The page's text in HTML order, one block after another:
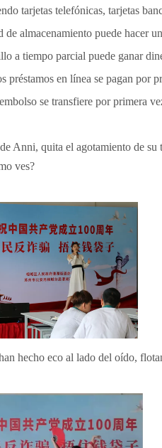
tarjetas telefónicas, tarjetas
almacenamiento puede hacer
a tiempo parcial puede ganar
préstamos en línea se pagan por
se transfiere por primera
Anni, quita el agotamiento de
ves?
hecho eco al lado del oído,